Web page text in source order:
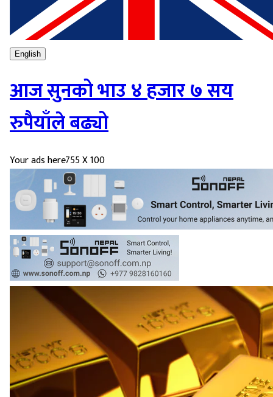
English
आज सुनको भाउ ४ हजार ७ सय
रुपैयाँले बढ्यो
Your ads here755 X 100